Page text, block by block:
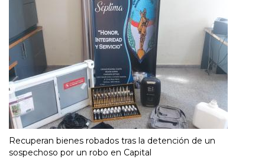
Recuperan bienes robados tras la detención de un
sospechoso por un robo en Capital